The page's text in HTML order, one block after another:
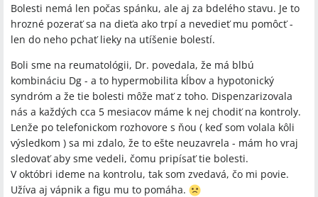
Bolesti nemá len počas spánku, ale aj za bdelého stavu. Je to
hrozné pozerať sa na dieťa ako trpí a nevedieť mu pomôcť -
len do neho pchať lieky na utíšenie bolestí.
Boli sme na reumatológii, Dr. povedala, že má blbú
kombináciu Dg - a to hypermobilita kĺbov a hypotonický
syndróm a že tie bolesti môže mať z toho. Dispenzarizovala
nás a každých cca 5 mesiacov máme k nej chodiť na kontroly.
Lenže po telefonickom rozhovore s ňou ( keď som volala kôli
výsledkom ) sa mi zdalo, že to ešte neuzavrela - mám ho vraj
sledovať aby sme vedeli, čomu pripísať tie bolesti.
V októbri ideme na kontrolu, tak som zvedavá, čo mi povie.
Užíva aj vápnik a figu mu to pomáha.